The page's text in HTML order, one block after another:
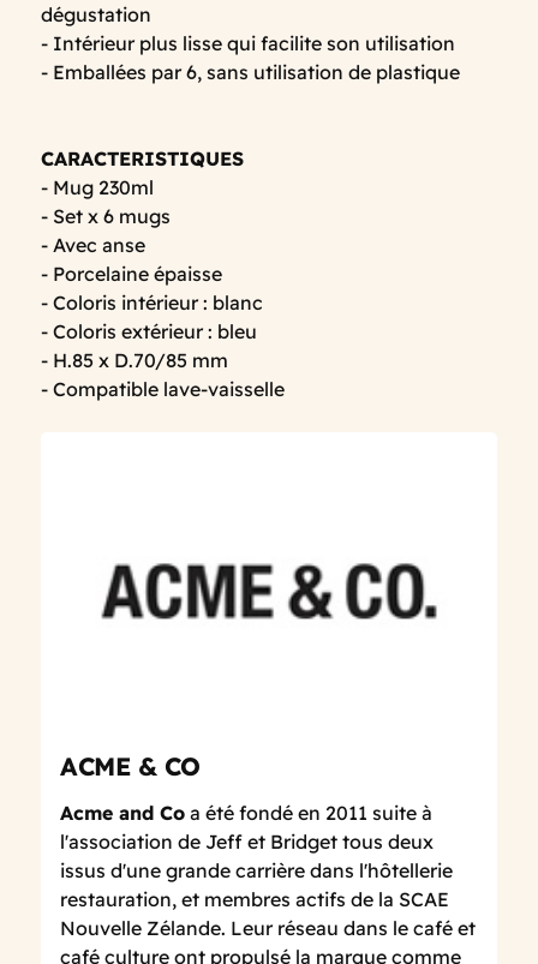
dégustation
- Intérieur plus lisse qui facilite son utilisation
- Emballées par 6, sans utilisation de plastique
CARACTERISTIQUES
- Mug 230ml
- Set x 6 mugs
- Avec anse
- Porcelaine épaisse
- Coloris intérieur : blanc
- Coloris extérieur : bleu
- H.85 x D.70/85 mm
- Compatible lave-vaisselle
ACME & CO
Acme and Co a été fondé en 2011 suite à
l'association de Jeff et Bridget tous deux
issus d'une grande carrière dans l'hôtellerie
restauration, et membres actifs de la SCAE
Nouvelle Zélande. Leur réseau dans le café et
café culture ont propulsé la marque comme